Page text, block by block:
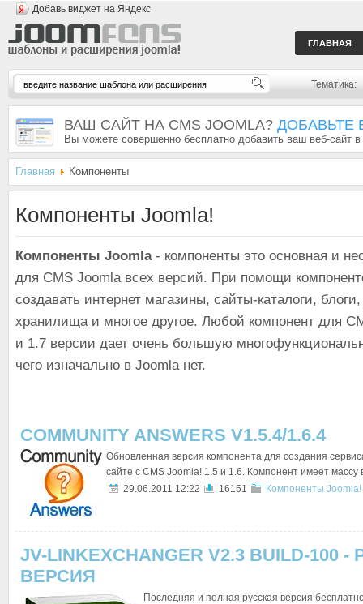
Добавь виджет на Яндекс
ГЛАВНАЯ
Тематика:
ВАШ САЙТ НА CMS JOOMLA? ДОБАВЬТЕ
Вы можете совершенно бесплатно добавить ваш веб-сайт
Главная Компоненты
Компоненты Joomla!
Компоненты Joomla- компоненты это основная и
для CMS Joomla всех версий. При помощи
создавать интернет магазины, сайты-каталоги,
хранилища и многое другое. Любой компонент для
и 1.7 версии дает очень большую
чего изначально в Joomla нет.
COMMUNITY ANSWERS V1.5.4/1.6.4
Обновленная версия компонента для создания
сайте с CMS Joomla! 1.5 и 1.6. Компонент имеет массу
29.06.2011 12:22
16151 Компоненты Joomla!
JV-LINKEXCHANGER V2.3 BUILD-100
ВЕРСИЯ
Последняя и полная русская версия